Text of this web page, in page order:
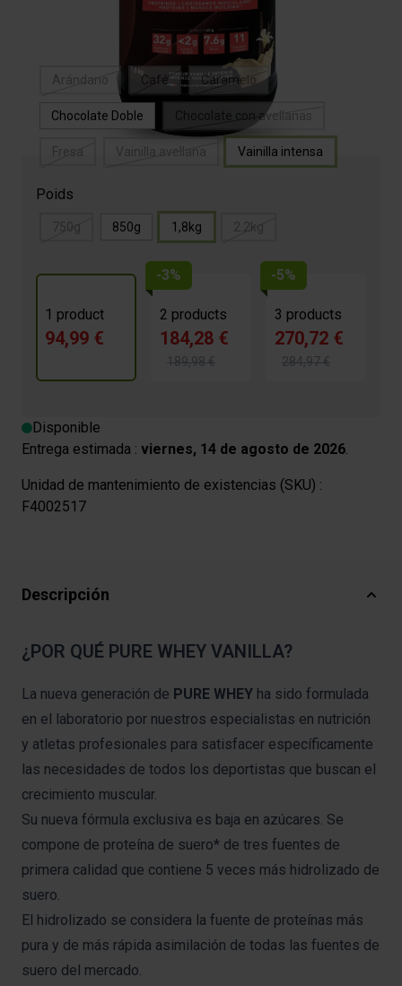
Arándano Café Caramelo
Chocolate Doble Chocolate con avellanas
Fresa Vainilla avellana Vainilla intensa
Poids
750g 850g 1,8kg 2.2kg
1 product
94,99 €
-3%
2 products
184,28 €
189,98 €
-5%
3 products
270,72 €
284,97 €
Disponible
Entrega estimada : viernes, 14 de agosto de 2026.
Unidad de mantenimiento de existencias (SKU) :
F4002517
Descripción
¿POR QUÉ PURE WHEY VANILLA?
La nueva generación de PURE WHEY ha sido formulada
en el laboratorio por nuestros especialistas en nutrición
y atletas profesionales para satisfacer específicamente
las necesidades de todos los deportistas que buscan el
crecimiento muscular.
Su nueva fórmula exclusiva es baja en azúcares. Se
compone de proteína de suero* de tres fuentes de
primera calidad que contiene 5 veces más hidrolizado de
suero.
El hidrolizado se considera la fuente de proteínas más
pura y de más rápida asimilación de todas las fuentes de
suero del mercado.